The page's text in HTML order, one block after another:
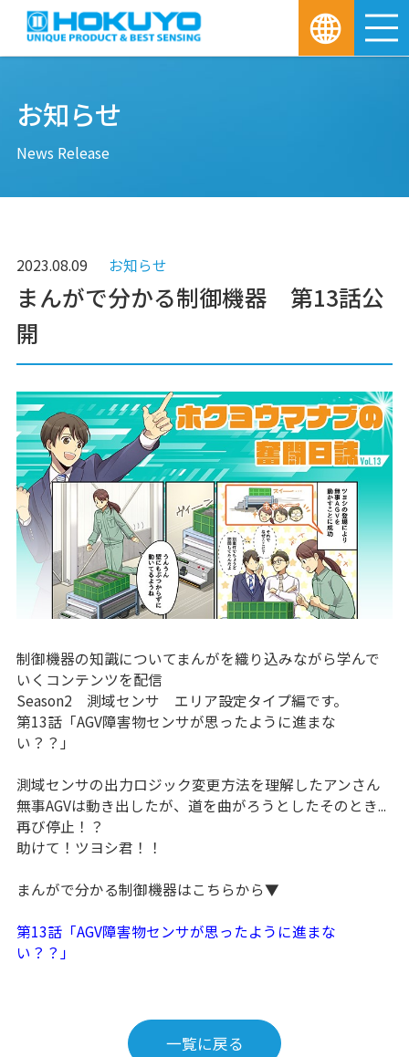
お知らせ
News Release
2023.08.09 お知らせ
まんがで分かる制御機器 第13話公
開
制御機器の知識についてまんがを織り込みながら学んで
いくコンテンツを配信
Season2 測域センサ エリア設定タイプ編です。
第13話「AGV障害物センサが思ったように進まな
い？？」
測域センサの出力ロジック変更方法を理解したアンさん
無事AGVは動き出したが、道を曲がろうとしたそのとき...
再び停止！？
助けて！ツヨシ君！！
まんがで分かる制御機器はこちらから▼
第13話「AGV障害物センサが思ったように進まな
い？？」
一覧に戻る